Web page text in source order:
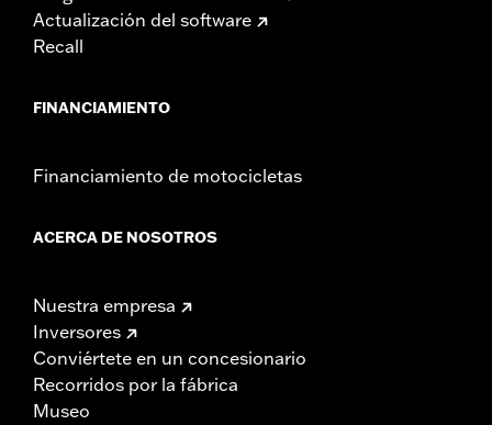
Actualización del software
Recall
FINANCIAMIENTO
Financiamiento de motocicletas
ACERCA DE NOSOTROS
Nuestra empresa
Inversores
Conviértete en un concesionario
Recorridos por la fábrica
Museo